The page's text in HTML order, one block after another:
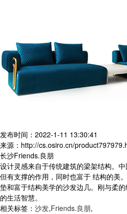
发布时间：2022-1-11 13:30:41
来源：http://cs.osiro.cn/
长沙Friends.良朋
设计灵感来自于传统建筑的梁架结构。
但有支撑的作用，同时也富于 结构的美
垫和富于结构美学的沙发边几。刚与柔
的生活智慧。
相关标签： 沙发,Friends.良朋,